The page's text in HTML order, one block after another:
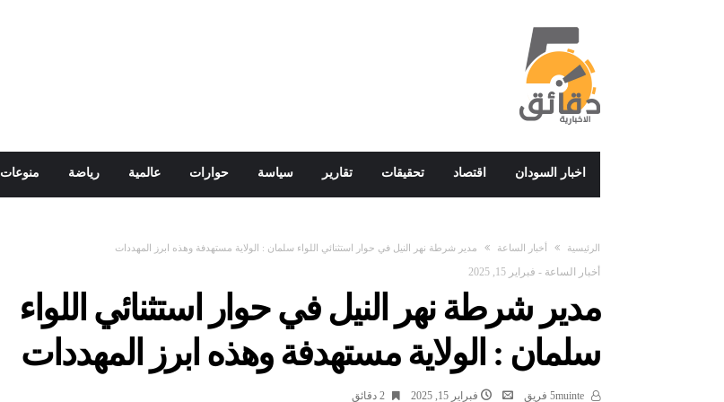
اخبار السودان اقتصاد تحقيقات تقارير سياسة حوارات عالمية رياضة منوعات
‫الرئيسية‬ أخبار الساعة مدير شرطة نهر النيل في حوار استثنائي اللواء سلمان : الولاية مستهدفة وهذه ابرز المهددات
أخبار الساعة - فبراير 15, 2025
مدير شرطة نهر النيل في حوار استثنائي اللواء
سلمان : الولاية مستهدفة وهذه ابرز المهددات
فبراير 15, 2025 2 ‫دقائق‬